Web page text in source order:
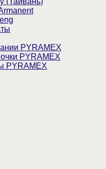
PYRAMEX
PYRAMEX
PYRAMEX